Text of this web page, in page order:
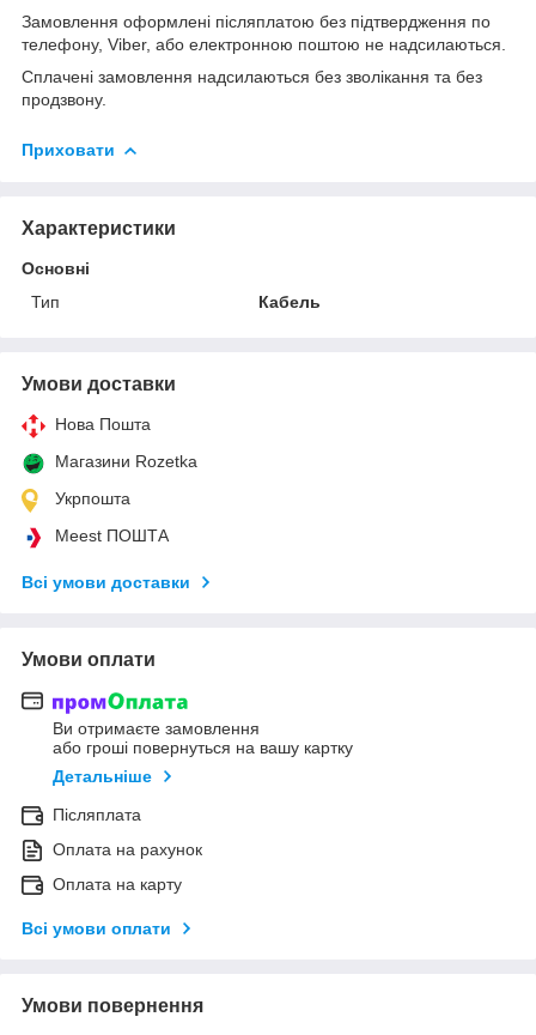
Замовлення оформлені післяплатою без підтвердження по
телефону, Viber, або електронною поштою не надсилаються.
Сплачені замовлення надсилаються без зволікання та без
продзвону.
Приховати
Характеристики
Основні
Тип
Кабель
Умови доставки
Нова Пошта
Магазини Rozetka
Укрпошта
Meest ПОШТА
Всі умови доставки
Умови оплати
Ви отримаєте замовлення
або гроші повернуться на вашу картку
Детальніше
Післяплата
Оплата на рахунок
Оплата на карту
Всі умови оплати
Умови повернення